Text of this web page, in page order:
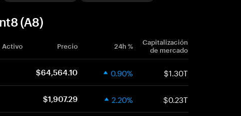
(A8)
Activo Precio 24h %
Capitalización
de mercado
$64,564.10 0.90% $1.30T
$1,907.29 2.20% $0.23T